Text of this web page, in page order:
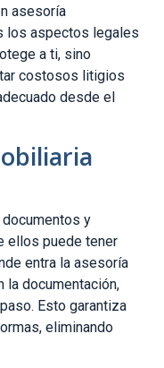
asesoría
los aspectos legales
a ti, sino
costosos litigios
desde el
y
ellos puede tener
entra la asesoría
la documentación,
Esto garantiza
eliminando